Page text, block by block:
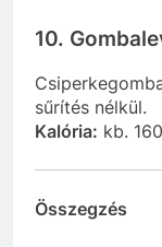
10.
sűrítés nélkül.
Kalória: kb.
Összegzés